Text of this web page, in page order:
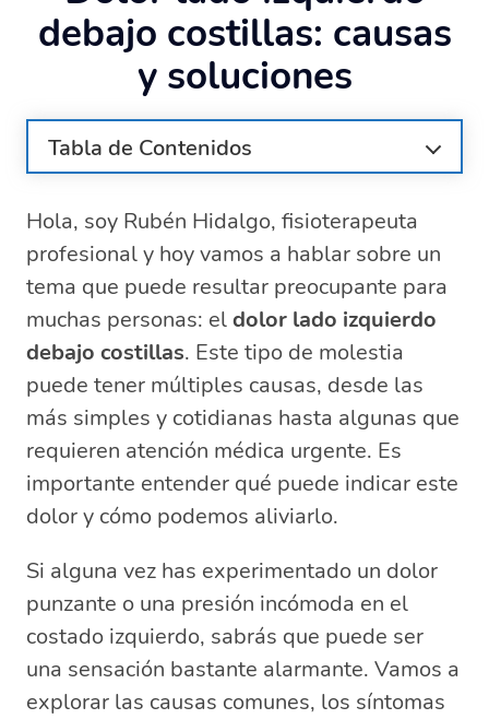
debajo costillas: causas
y soluciones
Tabla de Contenidos
costilla izquierda?
¿Cómo aliviar el dolor en el costado
Causas comunes de dolor en el
cuadrante izquierdo inferior
Síntomas asociados al dolor bajo la
costilla izquierda
Tratamientos recomendados para el dolor
en el costado izquierdo
¿Cuándo preocuparse por el dolor en la
parte izquierda del abdomen?
Preguntas frecuentes sobre las causas y
soluciones del dolor en el costado izquierdo
¿Qué significa dolor en el lado
izquierdo debajo de las costillas?
¿Qué órgano se encuentra debajo de
la costilla lado izquierdo?
Hola, soy Rubén Hidalgo, fisioterapeuta
profesional y hoy vamos a hablar sobre un
tema que puede resultar preocupante para
muchas personas: eldolor lado izquierdo
debajo costillas. Este tipo de molestia
puede tener múltiples causas, desde las
más simples y cotidianas hasta algunas que
requieren atención médica urgente. Es
importante entender qué puede indicar este
dolor y cómo podemos aliviarlo.
Si alguna vez has experimentado un dolor
punzante o una presión incómoda en el
costado izquierdo, sabrás que puede ser
una sensación bastante alarmante. Vamos a
explorar las causas comunes, los síntomas